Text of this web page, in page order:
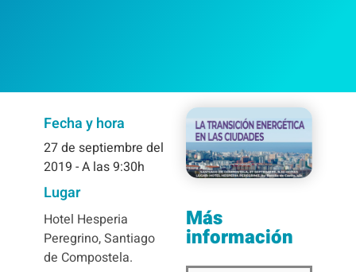
Fecha y hora
27de septiembre del
2019 - A las 9:30h
Lugar
Hotel Hesperia
Peregrino, Santiago
de Compostela.
Más
información